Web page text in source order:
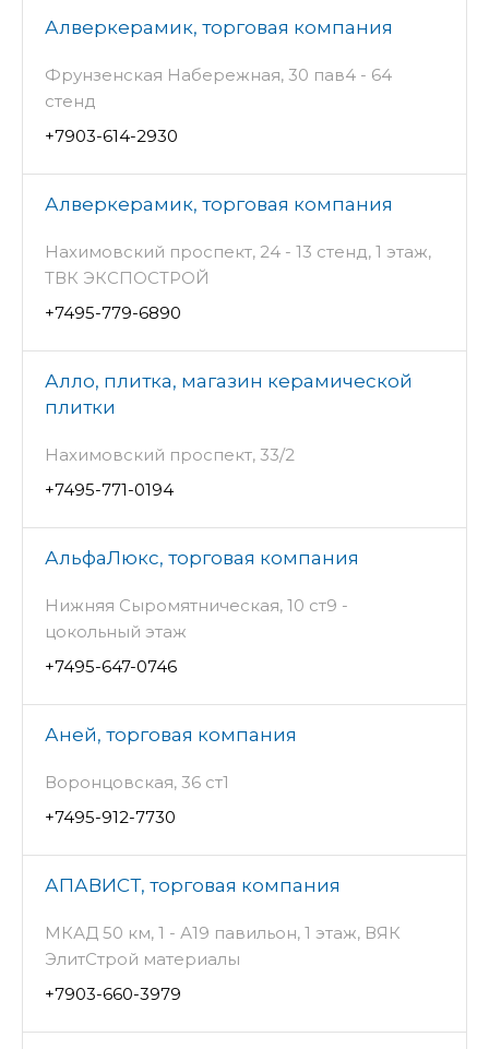
Алверкерамик, торговая компания
Фрунзенская Набережная, 30 пав4 - 64
стенд
+7903-614-2930
Алверкерамик, торговая компания
Нахимовский проспект, 24 - 13 стенд, 1 этаж,
ТВК ЭКСПОСТРОЙ
+7495-779-6890
Алло, плитка, магазин керамической
плитки
Нахимовский проспект, 33/2
+7495-771-0194
АльфаЛюкс, торговая компания
Нижняя Сыромятническая, 10 ст9 -
цокольный этаж
+7495-647-0746
Аней, торговая компания
Воронцовская, 36 ст1
+7495-912-7730
АПАВИСТ, торговая компания
МКАД 50 км, 1 - А19 павильон, 1 этаж, ВЯК
ЭлитСтрой материалы
+7903-660-3979